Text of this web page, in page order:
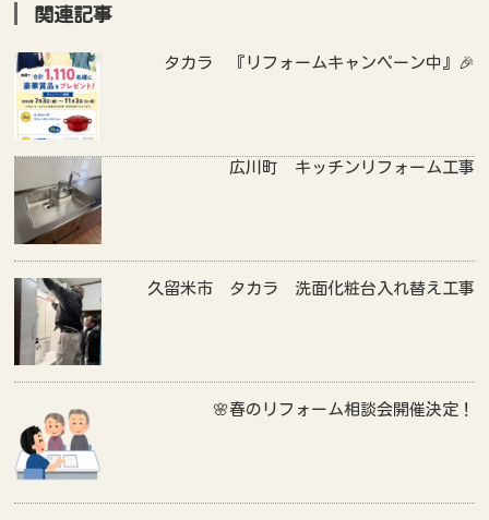
関連記事
タカラ 『リフォームキャンペーン中』🎉
広川町 キッチンリフォーム工事
久留米市 タカラ 洗面化粧台入れ替え工事
🌸春のリフォーム相談会開催決定！